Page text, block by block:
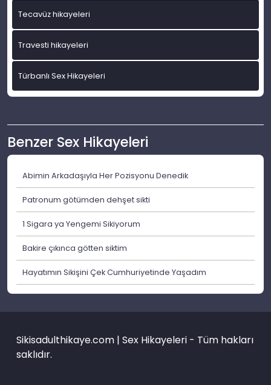
Tecavüz hikayeleri
Travesti hikayeleri
Türbanlı Sex Hikayeleri
Benzer Sex Hikayeleri
Abimin Arkadaşıyla Her Pozisyonu Denedik
Patronum götümden dehşet sikti
1 Sigara ya Yengemi Sikiyorum
Bakire çıkınca götten siktim
Hayatımın Sikişini Çek Cumhuriyetinde Yaşadım
Sikisadulthikaye.com | Sex Hikayeleri - Tüm hakları
saklıdır.